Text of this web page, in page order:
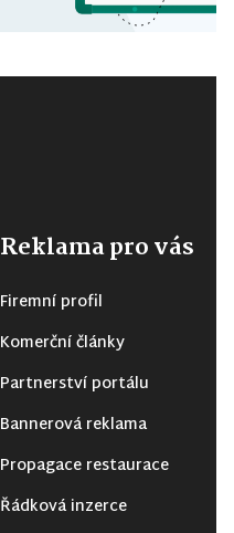
Reklama pro vás
Firemní profil
Komerční články
Partnerství portálu
Bannerová reklama
Propagace restaurace
Řádková inzerce